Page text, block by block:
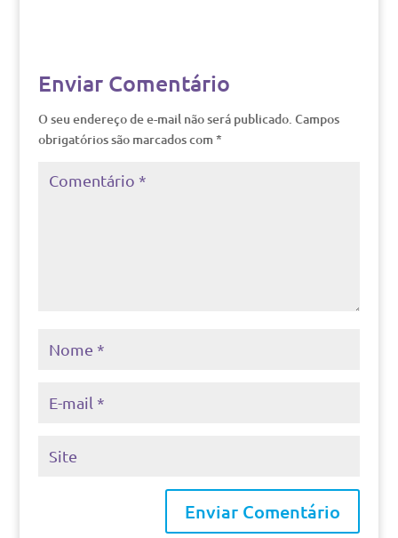
Enviar Comentário
O seu endereço de e-mail não será publicado. Campos
obrigatórios são marcados com *